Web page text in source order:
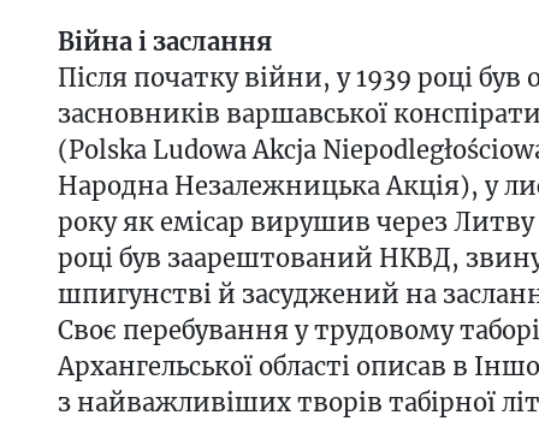
Війна і заслання
Після початку війни, у 1939 році був
засновників варшавської
(Polska Ludowa Akcja
Народна Незалежницька Акція), у
року як емісар вирушив через Литву
році був заарештований НКВД,
шпигунстві й засуджений на
Своє перебування у трудовому
Архангельської області описав в
з найважливіших творів табірної